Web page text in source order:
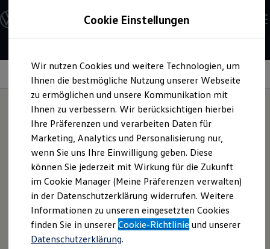
Hauptinhalt
springen
Footer
springen
Modelle und Konfigurator
Konfigurator
Modelle vergleichen
Elektroautos
ENERGY Sondermodelle
Nutzfahrzeuge
SUV und CUV
Familienautos
Kombis
Kompaktwagen
Sportwagen
Schnell verfügbare Fahrzeuge
Angebote und Produkte
Aktuelle Angebote
E-Auto-Förderung
Volkswagen Marktplatz
Die ENERGY Sondermodelle
Junge Gebrauchtwagen und Gebrauchtwagen
Volkswagen Zertifizierte Gebrauchtwagen
Elektromobilität bei Gebrauchtwagen
Information
Gerätefeaturesund
Einsatzgebiete
Ultraschallgeräte
Cookie Einstellungen
Wir nutzen Cookies und weitere Technologien, um
Ihnen die bestmögliche Nutzung unserer Webseite
zu ermöglichen und unsere Kommunikation mit
Ihnen zu verbessern. Wir berücksichtigen hierbei
Ihre Präferenzen und verarbeiten Daten für
Marketing, Analytics und Personalisierung nur,
wenn Sie uns Ihre Einwilligung geben. Diese
können Sie jederzeit mit Wirkung für die Zukunft
im Cookie Manager (Meine Präferenzen verwalten)
in der Datenschutzerklärung widerrufen. Weitere
Informationen zu unseren eingesetzten Cookies
finden Sie in unsererCookie-Richtlinie und unserer
Datenschutzerklärung.